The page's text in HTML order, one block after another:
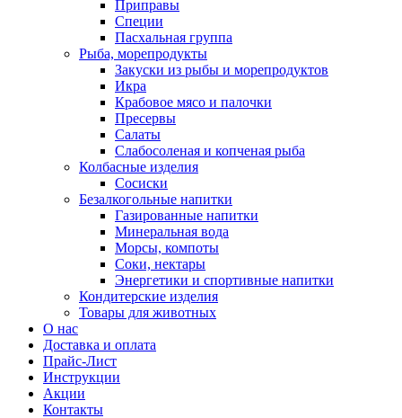
Приправы
Специи
Пасхальная группа
Рыба, морепродукты
Закуски из рыбы и морепродуктов
Икра
Крабовое мясо и палочки
Пресервы
Салаты
Слабосоленая и копченая рыба
Колбасные изделия
Сосиски
Безалкогольные напитки
Газированные напитки
Минеральная вода
Морсы, компоты
Соки, нектары
Энергетики и спортивные напитки
Кондитерские изделия
Товары для животных
О нас
Доставка и оплата
Прайс-Лист
Инструкции
Акции
Контакты